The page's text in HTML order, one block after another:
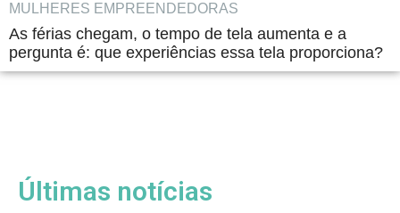
MULHERES EMPREENDEDORAS
As férias chegam, o tempo de tela aumenta e a
pergunta é: que experiências essa tela proporciona?
Últimas notícias